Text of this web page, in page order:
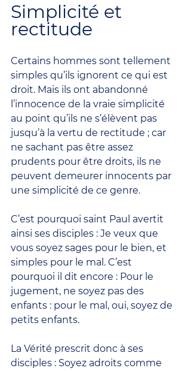
Simplicité et
rectitude
Certains hommes sont tellement
simples qu’ils ignorent ce qui est
droit. Mais ils ont abandonné
l’innocence de la vraie simplicité
au point qu’ils ne s’élèvent pas
jusqu’à la vertu de rectitude ; car
ne sachant pas être assez
prudents pour être droits, ils ne
peuvent demeurer innocents par
une simplicité de ce genre.
C’est pourquoi saint Paul avertit
ainsi ses disciples : Je veux que
vous soyez sages pour le bien, et
simples pour le mal. C’est
pourquoi il dit encore : Pour le
jugement, ne soyez pas des
enfants : pour le mal, oui, soyez de
petits enfants.
La Vérité prescrit donc à ses
disciples : Soyez adroits comme